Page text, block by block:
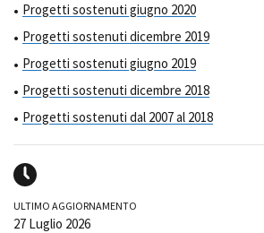
Progetti sostenuti giugno 2020
Progetti sostenuti dicembre 2019
Progetti sostenuti giugno 2019
Progetti sostenuti dicembre 2018
Progetti sostenuti dal 2007 al 2018
ULTIMO AGGIORNAMENTO
27 Luglio 2026